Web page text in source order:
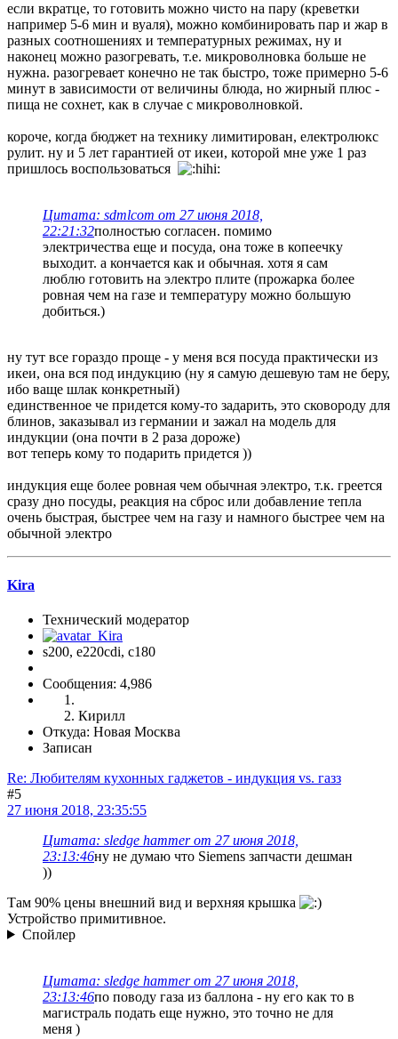
если вкратце, то готовить можно чисто на пару (креветки
например 5-6 мин и вуаля), можно комбинировать пар и жар в
разных соотношениях и температурных режимах, ну и
наконец можно разогревать, т.е. микроволновка больше не
нужна. разогревает конечно не так быстро, тоже примерно 5-6
минут в зависимости от величины блюда, но жирный плюс -
пища не сохнет, как в случае с микроволновкой.
короче, когда бюджет на технику лимитирован, електролюкс
рулит. ну и 5 лет гарантией от икеи, которой мне уже 1 раз
пришлось воспользоваться
Цитата: sdmlcom от 27 июня 2018,
22:21:32полностью согласен. помимо
электричества еще и посуда, она тоже в копеечку
выходит. а кончается как и обычная. хотя я сам
люблю готовить на электро плите (прожарка более
ровная чем на газе и температуру можно большую
добиться.)
ну тут все гораздо проще - у меня вся посуда практически из
икеи, она вся под индукцию (ну я самую дешевую там не беру,
ибо ваще шлак конкретный)
единственное че придется кому-то задарить, это сковороду для
блинов, заказывал из германии и зажал на модель для
индукции (она почти в 2 раза дороже)
вот теперь кому то подарить придется ))
индукция еще более ровная чем обычная электро, т.к. греется
сразу дно посуды, реакция на сброс или добавление тепла
очень быстрая, быстрее чем на газу и намного быстрее чем на
обычной электро
Kira
Технический модератор
s200, е220cdi, с180
Сообщения: 4,986
Кирилл
Откуда: Новая Москва
Записан
Re: Любителям кухонных гаджетов - индукция vs. газз
#5
27 июня 2018, 23:35:55
Цитата: sledge hammer от 27 июня 2018,
23:13:46ну не думаю что Siemens запчасти дешман
))
Там 90% цены внешний вид и верхняя крышка
Устройство примитивное.
Спойлер
Цитата: sledge hammer от 27 июня 2018,
23:13:46по поводу газа из баллона - ну его как то в
магистраль подать еще нужно, это точно не для
меня )